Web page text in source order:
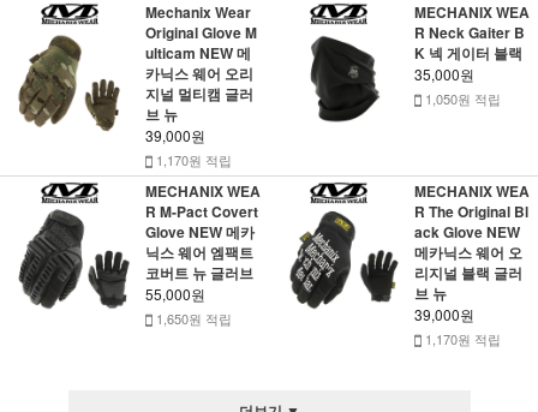
Mechanix Wear
Original Glove M
ulticam NEW 메
카닉스 웨어 오리
지널 멀티캠 글러
브 뉴
39,000원
1,170원 적립
MECHANIX WEA
R Neck Gaiter B
K 넥 게이터 블랙
35,000원
1,050원 적립
MECHANIX WEA
R M-Pact Covert
Glove NEW 메카
닉스 웨어 엠팩트
코버트 뉴 글러브
55,000원
1,650원 적립
MECHANIX WEA
R The Original Bl
ack Glove NEW
메카닉스 웨어 오
리지널 블랙 글러
브 뉴
39,000원
1,170원 적립